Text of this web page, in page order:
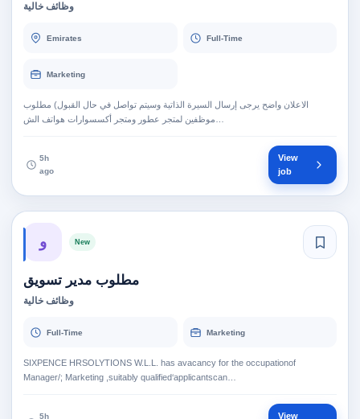
وظائف خالية
Emirates Full-Time
Marketing
الاعلان واضح يرجى إرسال السيرة الذاتية وسيتم تواصل في حال القبول) مطلوب
5h
ago
View
job
و New
مطلوب مدير تسويق
وظائف خالية
Full-Time Marketing
SIXPENCE HRSOLYTIONS W.L.L. has avacancy for the occupationof
Manager/; Marketing ,suitably qualified‘applicantscan…
5h
View